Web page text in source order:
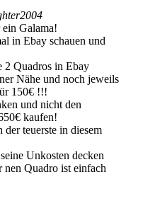
Galama!
in Ebay schauen und
2 Quadros in Ebay
Nähe und noch jeweils
150€ !!!
und nicht den
kaufen!
teuerste in diesem
Unkosten decken
nen Quadro ist einfach